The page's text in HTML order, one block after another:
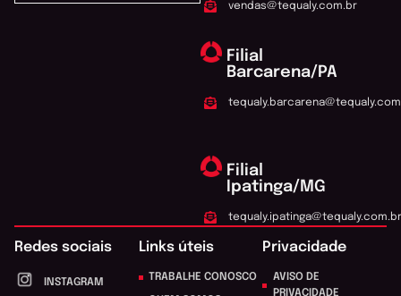
vendas@tequaly.com.br
Filial
Barcarena/PA
Filial
Ipatinga/MG
tequaly.ipatinga@tequaly.com.br
Redes sociais
INSTAGRAM
Links úteis
TRABALHE CONOSCO
Privacidade
AVISO DE
PRIVACIDADE